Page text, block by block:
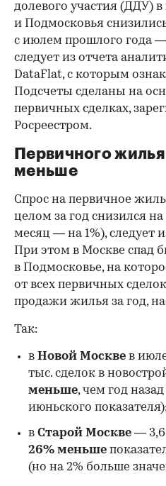
долевого участия (ДДУ)
и Подмосковья
с июлем прошлого года —
следует из отчета
DataFlat, с которым
Подсчеты сделаны на
первичных сделках,
Росреестром.
Первичного
меньше
Спрос на первичное
целом за год снизился на
месяц — на 1%), следует
При этом в Москве спад
в Подмосковье, на
от всех первичных
продажи жилья за год,
00:00 / 00:00
Так:
в Новой Москве в
тыс. сделок в
меньше, чем год
июньского
в Старой Москве — 3,6
26% меньше
(но на 2% больше